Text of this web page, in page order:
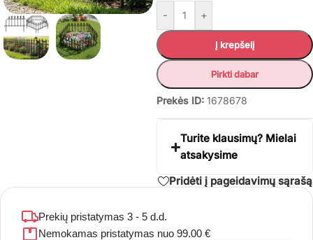
- +
Į krepšelį
Pirkti dabar
Prekės ID: 1678678
Turite klausimų? Mielai
atsakysime
Pridėti į pageidavimų sąrašą
Prekių pristatymas 3 - 5 d.d.
Nemokamas pristatymas nuo 99.00 €